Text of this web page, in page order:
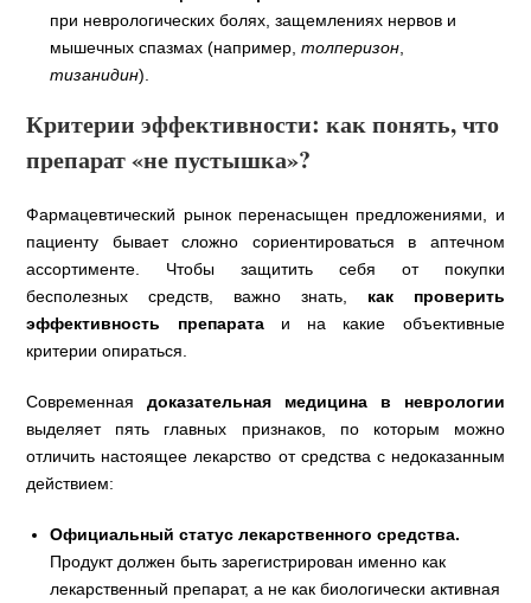
при неврологических болях, защемлениях нервов и
мышечных спазмах (например,толперизон
тизанидин).
Критерии эффективности: как понять, что
препарат «не пустышка»?
Фармацевтический рынок перенасыщен предложениями, и
пациенту бывает сложно сориентироваться в аптечном
ассортименте. Чтобы защитить себя от покупки
бесполезных средств, важно знать, как проверить
эффективность препаратаи на какие объективные
критерии опираться.
Современнаядоказательная медицина в неврологии
выделяет пять главных признаков, по которым можно
отличить настоящее лекарство от средства с недоказанным
действием:
Официальный статус лекарственного средства.
Продукт должен быть зарегистрирован именно как
лекарственный препарат, а не как биологически активная